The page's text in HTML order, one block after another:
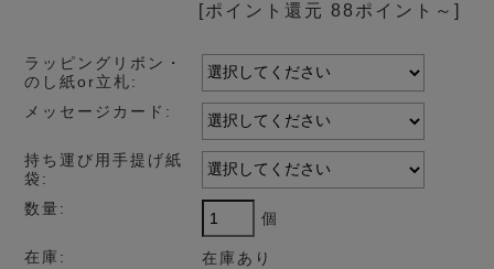
[ポイント還元 88ポイント～]
ラッピングリボン・
のし紙or立札:
メッセージカード:
持ち運び用手提げ紙
袋:
数量:
個
在庫: 在庫あり